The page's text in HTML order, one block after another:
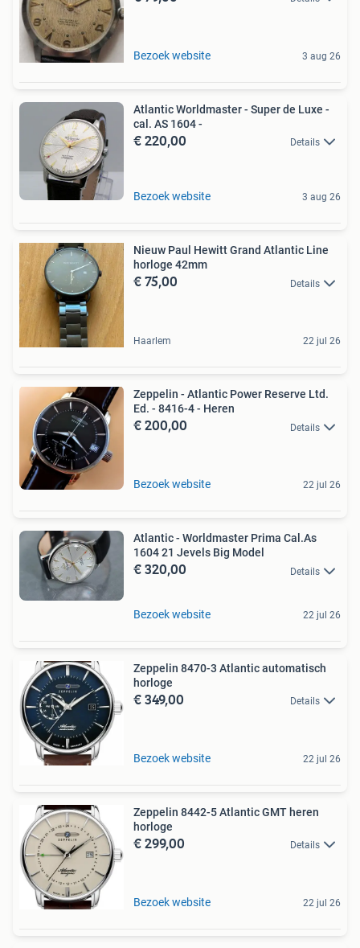
Bezoek website 3 aug 26
Atlantic Worldmaster - Super de Luxe -
cal. AS 1604 -
€ 220,00 Details
Bezoek website 3 aug 26
Nieuw Paul Hewitt Grand Atlantic Line
horloge 42mm
€ 75,00 Details
Haarlem 22 jul 26
Zeppelin - Atlantic Power Reserve Ltd.
Ed. - 8416-4 - Heren
€ 200,00 Details
Bezoek website 22 jul 26
Atlantic - Worldmaster Prima Cal.As
1604 21 Jevels Big Model
€ 320,00 Details
Bezoek website 22 jul 26
Zeppelin 8470-3 Atlantic automatisch
horloge
€ 349,00 Details
Bezoek website 22 jul 26
Zeppelin 8442-5 Atlantic GMT heren
horloge
€ 299,00 Details
Bezoek website 22 jul 26